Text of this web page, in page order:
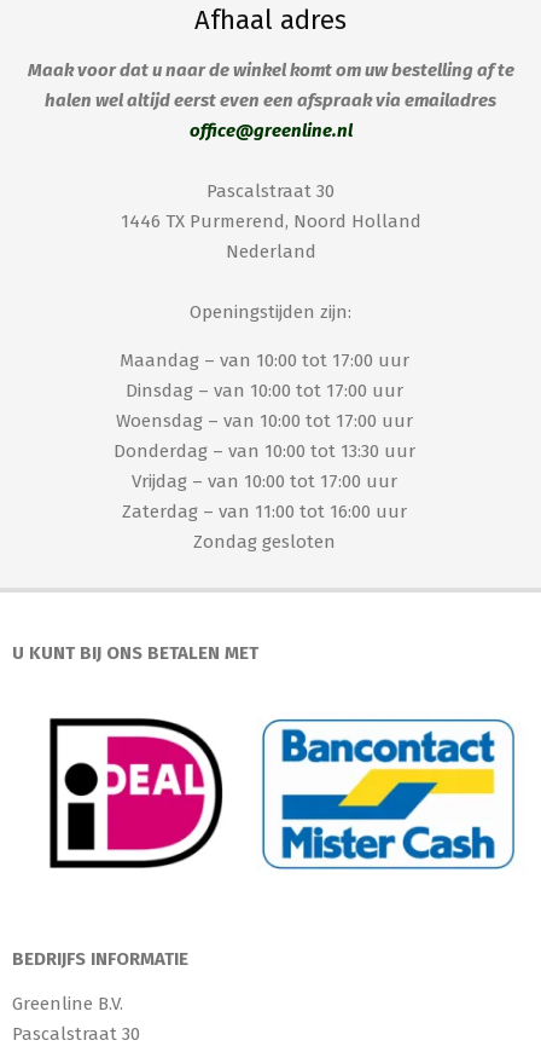
Afhaal adres
Maak voor dat u naar de winkel komt om uw bestelling af te
halen wel altijd eerst even een afspraak via emailadres
office@greenline.nl
Pascalstraat 30
1446 TX Purmerend, Noord Holland
Nederland
Openingstijden zijn:
Maandag – van 10:00 tot 17:00 uur
Dinsdag – van 10:00 tot 17:00 uur
Woensdag – van 10:00 tot 17:00 uur
Donderdag – van 10:00 tot 13:30 uur
Vrijdag – van 10:00 tot 17:00 uur
Zaterdag – van 11:00 tot 16:00 uur
Zondag gesloten
U KUNT BIJ ONS BETALEN MET
BEDRIJFS INFORMATIE
Greenline B.V.
Pascalstraat 30